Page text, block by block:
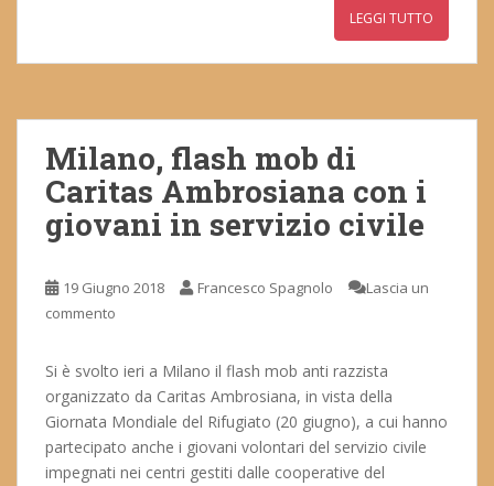
LEGGI TUTTO
Milano, flash mob di
Caritas Ambrosiana con i
giovani in servizio civile
19 Giugno 2018 Francesco Spagnolo
Lascia un
commento
Si è svolto ieri a Milano il flash mob anti razzista
organizzato da Caritas Ambrosiana, in vista della
Giornata Mondiale del Rifugiato (20 giugno), a cui hanno
partecipato anche i giovani volontari del servizio civile
impegnati nei centri gestiti dalle cooperative del